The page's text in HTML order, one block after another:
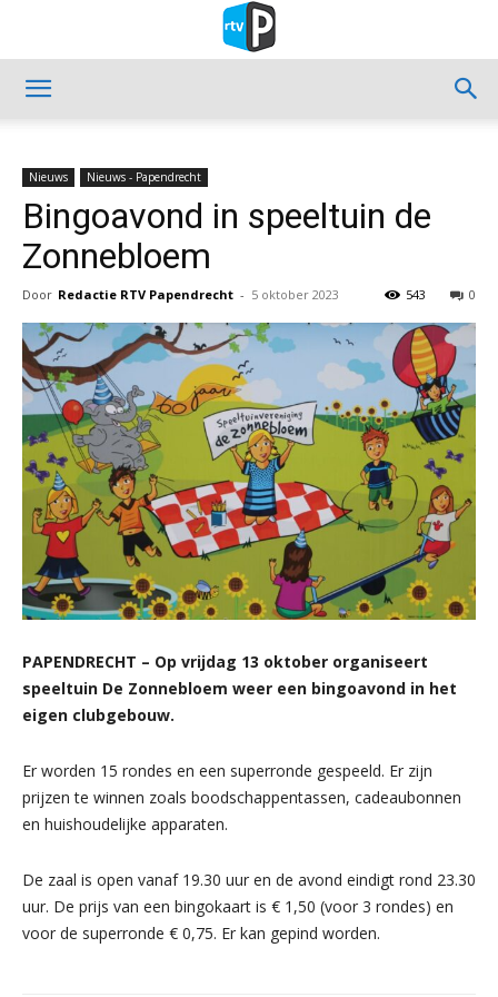
Nieuws Nieuws - Papendrecht
Bingoavond in speeltuin de
Zonnebloem
Door Redactie RTV Papendrecht - 5 oktober 2023 0
543
PAPENDRECHT – Op vrijdag 13 oktober organiseert
speeltuin De Zonnebloem weer een bingoavond in het
eigen clubgebouw.
Er worden 15 rondes en een superronde gespeeld. Er zijn
prijzen te winnen zoals boodschappentassen, cadeaubonnen
en huishoudelijke apparaten.
De zaal is open vanaf 19.30 uur en de avond eindigt rond 23.30
uur. De prijs van een bingokaart is € 1,50 (voor 3 rondes) en
voor de superronde € 0,75. Er kan gepind worden.